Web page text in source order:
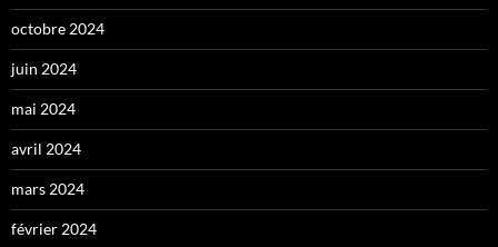
octobre 2024
juin 2024
mai 2024
avril 2024
mars 2024
février 2024